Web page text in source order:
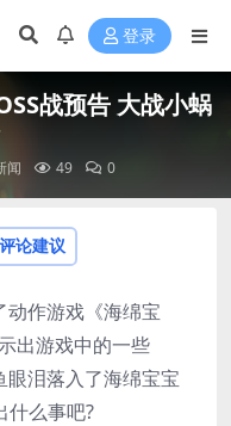
登录
战预告 大战小蜗
闻 49 0
评论建议
作游戏《海绵宝
出游戏中的一些
眼泪落入了海绵宝宝
么事吧?